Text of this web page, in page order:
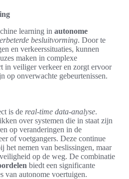
learning in autonome
besluitvorming. Door te
en verkeerssituaties, kunnen
maken in complexe
in veiliger verkeer en zorgt ervoor
op onverwachte gebeurtenissen.
is de real-time data-analyse.
over systemen die in staat zijn
op veranderingen in de
of voetgangers. Deze continue
het nemen van beslissingen, maar
op de weg. De combinatie
biedt een significante
van autonome voertuigen.